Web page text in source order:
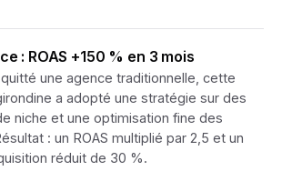
: ROAS +150 % en 3 mois
une agence traditionnelle, cette
a adopté une stratégie sur des
niche et une optimisation fine des
: un ROAS multiplié par 2,5 et un
réduit de 30 %.